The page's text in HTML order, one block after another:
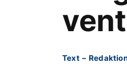
Text –